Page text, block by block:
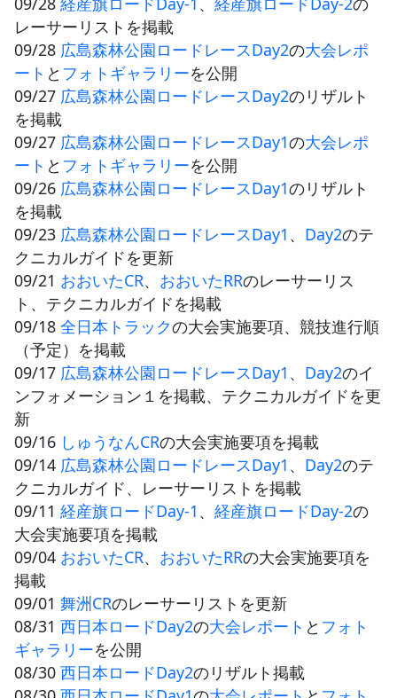
レーサーリストを掲載
09/28 広島森林公園ロードレースDay2の大会レポ
ート と フォトギャラリーを公開
09/27 広島森林公園ロードレースDay2のリザルト
を掲載
09/27 広島森林公園ロードレースDay1の大会レポ
ート と フォトギャラリーを公開
09/26 広島森林公園ロードレースDay1のリザルト
を掲載
09/23 広島森林公園ロードレースDay1 、 Day2のテ
クニカルガイドを更新
09/21 おおいたCR、 おおいたRRのレーサーリス
ト、テクニカルガイドを掲載
09/18 全日本トラックの大会実施要項、競技進行順
（予定）を掲載
09/17 広島森林公園ロードレースDay1 、 Day2のイ
ンフォメーション１を掲載、テクニカルガイドを更
新
09/16 しゅうなんCRの大会実施要項を掲載
09/14 広島森林公園ロードレースDay1 、 Day2のテ
クニカルガイド、レーサーリストを掲載
09/11 経産旗ロードDay-1 、 経産旗ロードDay-2の
大会実施要項を掲載
09/04 おおいたCR、 おおいたRRの大会実施要項を
掲載
09/01 舞洲CRのレーサーリストを更新
08/31 西日本ロードDay2の大会レポート と フォト
ギャラリーを公開
08/30 西日本ロードDay2のリザルト掲載